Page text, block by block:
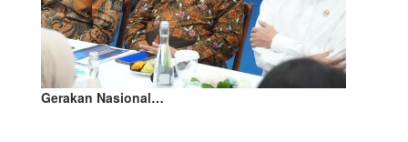
Gerakan Nasional…